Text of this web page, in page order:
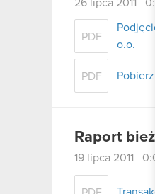
26 lipca 2011
PDF
o.o.
PDF
Raport
19 lipca 2011